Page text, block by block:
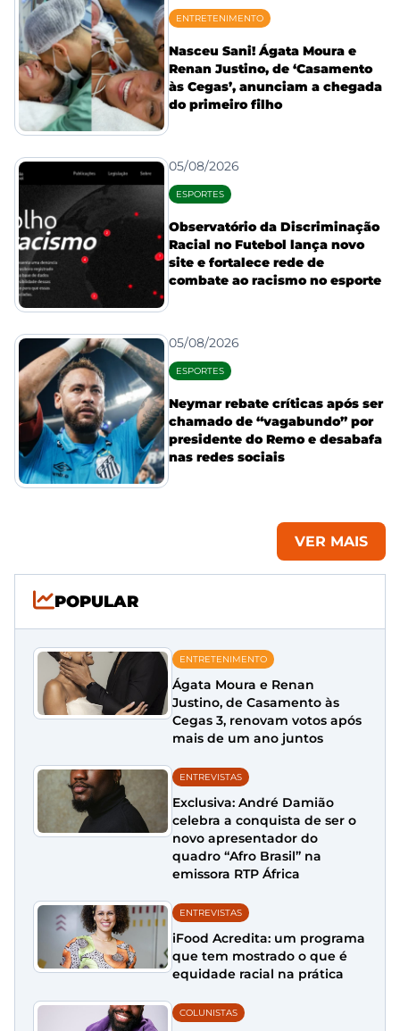
ENTRETENIMENTO
Nasceu Sani! Ágata Moura e
Renan Justino, de ‘Casamento
às Cegas’, anunciam a chegada
do primeiro filho
05/08/2026
ESPORTES
Observatório da Discriminação
Racial no Futebol lança novo
site e fortalece rede de
combate ao racismo no esporte
05/08/2026
ESPORTES
Neymar rebate críticas após ser
chamado de “vagabundo” por
presidente do Remo e desabafa
nas redes sociais
VER MAIS
POPULAR
ENTRETENIMENTO
Ágata Moura e Renan
Justino, de Casamento às
Cegas 3, renovam votos após
mais de um ano juntos
ENTREVISTAS
Exclusiva: André Damião
celebra a conquista de ser o
novo apresentador do
quadro “Afro Brasil” na
emissora RTP África
ENTREVISTAS
iFood Acredita: um programa
que tem mostrado o que é
equidade racial na prática
COLUNISTAS